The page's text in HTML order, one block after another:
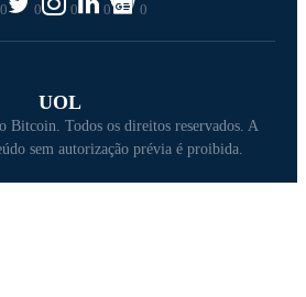
0 0 0 0 0
UOL
Bitcoin. Todos os direitos reservados. A
sem autorização prévia é proibida.